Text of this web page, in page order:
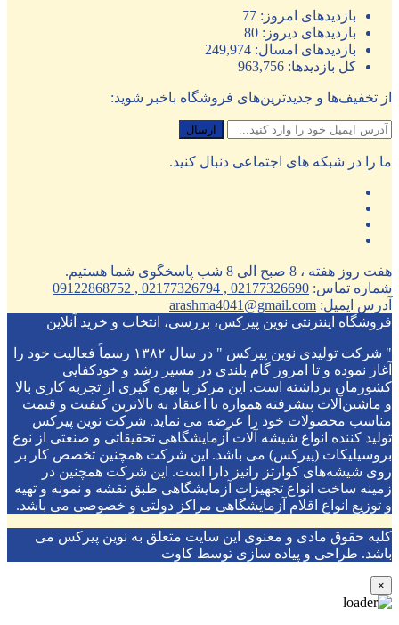
بازدیدهای امروز: 77
بازدیدهای دیروز: 80
بازدیدهای امسال: 249,974
کل بازدیدها: 963,756
از تخفیف‌ها و جدیدترین‌های فروشگاه باخبر شوید:
ما را در شبکه های اجتماعی دنبال کنید.
هفت روز هفته ، 8 صبح الی 8 شب پاسخگوی شما هستیم.
شماره تماس: 02177326690 , 02177326794 , 09122868752
آدرس ایمیل: arashma4041@gmail.com
فروشگاه اینترنتی نوین پیرکس، بررسی، انتخاب و خرید آنلاین
" شرکت تولیدی نوین پیرکس " در سال ۱۳۸۲ رسماً فعالیت خود را
آغاز نموده و تا امروز گام بلندی در مسیر رشد و خودکفایی
کشورمان برداشته است. این مرکز با بهره گیری از تجربه کاری بالا
و ماشین‌آلات پیشرفته همواره با اعتقاد به بالاترین کیفیت و قیمت
مناسب محصولات خود را عرضه می نماید. شرکت نوین پیرکس
تولید کننده انواع شیشه آلات آزمایشگاهی تحقیقاتی و صنعتی از نوع
بروسیلیکات (پیرکس) می باشد. این شرکت همچنین تخصص کار بر
روی شیشه‌های کوارتز رانیز دارا است. این شرکت همچنین در
زمینه ساخت انواع تجهیزات آزمایشگاهی طبق نقشه و نمونه و تهیه
و توزیع انواع اقلام آزمایشگاهی ‌مراکز دولتی و خصوصی می باشد.
کلیه حقوق مادی و معنوی این سایت متعلق به نوین پیرکس می
باشد. طراحی و پیاده سازی توسط کاوت
×